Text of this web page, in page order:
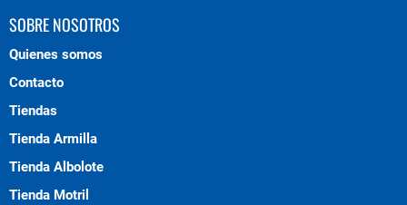
SOBRE NOSOTROS
Quienes somos
Contacto
Tiendas
Tienda Armilla
Tienda Albolote
Tienda Motril